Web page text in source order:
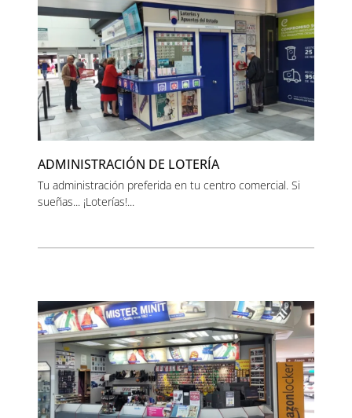
ADMINISTRACIÓN DE LOTERÍA
Tu administración preferida en tu centro comercial. Si
sueñas... ¡Loterías!...